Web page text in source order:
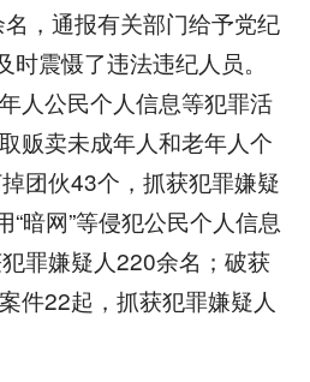
，通报有关部门给予党纪
震慑了违法违纪人员。
人公民个人信息等犯罪活
贩卖未成年人和老年人个
团伙43个，抓获犯罪嫌疑
“暗网”等侵犯公民个人信息
罪嫌疑人220余名；破获
件22起，抓获犯罪嫌疑人